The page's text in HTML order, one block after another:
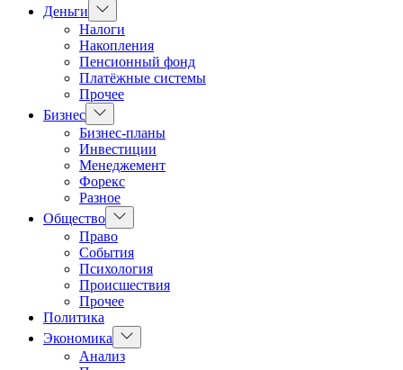
Деньги
Показать
подменю
Налоги
Накопления
Пенсионный фонд
Платёжные системы
Прочее
Бизнес Показать
подменю
Бизнес-планы
Инвестиции
Менеджемент
Форекс
Разное
Общество Показать
подменю
Право
События
Психология
Происшествия
Прочее
Политика
Экономика
Показать
подменю
Анализ